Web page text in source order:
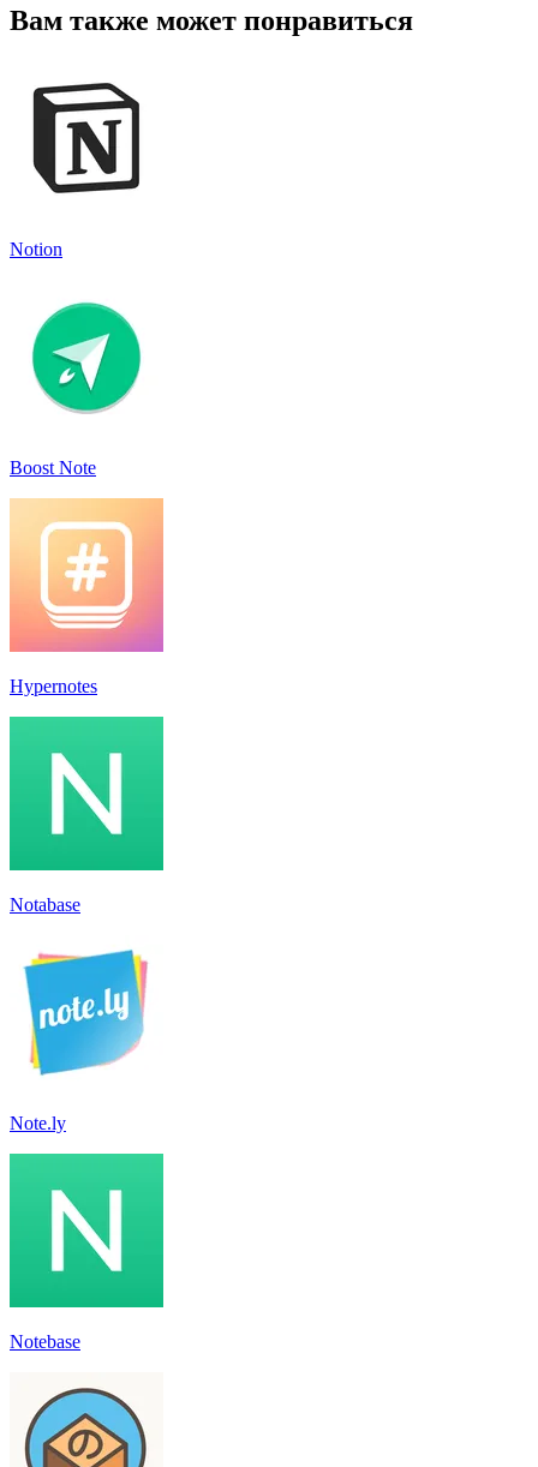
Вам также может понравиться
Notion
Boost Note
Hypernotes
Notabase
Note.ly
Notebase